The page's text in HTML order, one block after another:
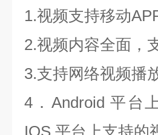
1.视频支持移动
2.视频内容全面，
3.支持网络视频播
4．Android 平台
IOS 平台上支持的